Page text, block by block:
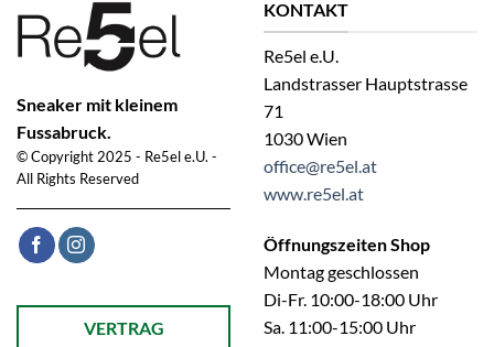
Sneaker mit kleinem
Fussabruck.
© Copyright 2025 - Re5el e.U. -
All Rights Reserved
Öffnet ein Dialogfenster mit dem Formular zur Online-
VERTRAG
KONTAKT
Re5el e.U.
Landstrasser Hauptstrasse
71
1030 Wien
office@re5el.at
www.re5el.at
Öffnungszeiten Shop
Montag geschlossen
Di-Fr. 10:00-18:00 Uhr
Sa. 11:00-15:00 Uhr